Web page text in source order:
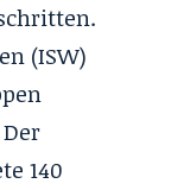
(ISW)
140